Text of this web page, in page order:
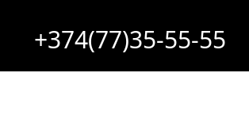
+374(77)35-55-55